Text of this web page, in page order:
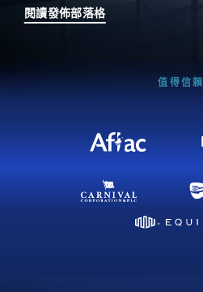
閱讀發佈部落格
值得信賴